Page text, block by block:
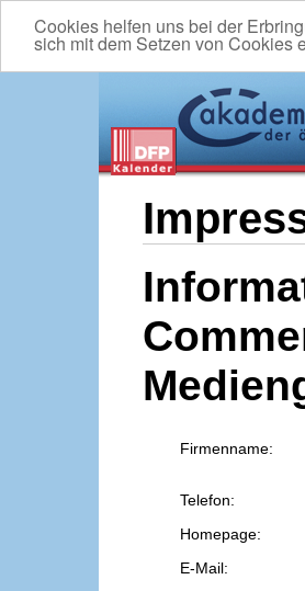
Cookies helfen uns bei der
sich mit dem Setzen von Cookies
Firmenname:
Telefon:
Homepage:
E-Mail: